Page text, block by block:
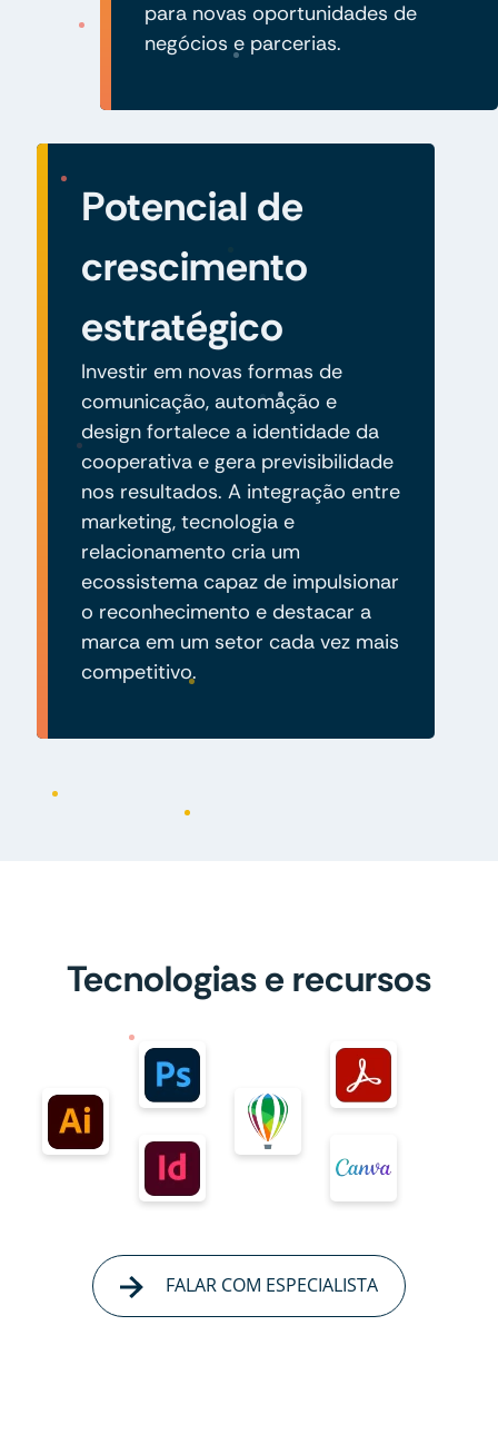
para novas oportunidades de
negócios e parcerias.
Potencial de
crescimento
estratégico
Investir em novas formas de
comunicação, automação e
design fortalece a identidade da
cooperativa e gera previsibilidade
nos resultados. A integração entre
marketing, tecnologia e
relacionamento cria um
ecossistema capaz de impulsionar
o reconhecimento e destacar a
marca em um setor cada vez mais
competitivo.
Tecnologias e recursos
FALAR COM ESPECIALISTA